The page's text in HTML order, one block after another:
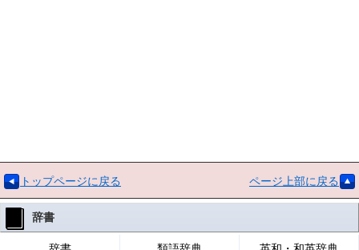
トップページに戻る ページ上部に戻る
辞書